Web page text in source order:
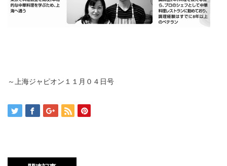
～上海ジャピオン１１月０４日号